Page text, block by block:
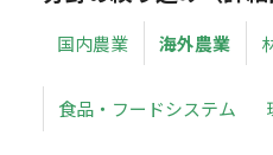
国内農業 海外農業
食品・フードシステム